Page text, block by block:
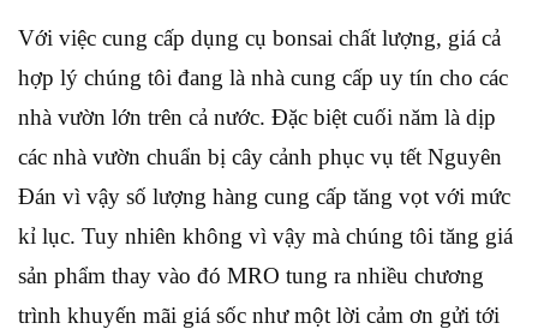
Với việc cung cấp dụng cụ bonsai chất lượng, giá cả
hợp lý chúng tôi đang là nhà cung cấp uy tín cho các
nhà vườn lớn trên cả nước. Đặc biệt cuối năm là dịp
các nhà vườn chuẩn bị cây cảnh phục vụ tết Nguyên
Đán vì vậy số lượng hàng cung cấp tăng vọt với mức
kỉ lục. Tuy nhiên không vì vậy mà chúng tôi tăng giá
sản phẩm thay vào đó MRO tung ra nhiều chương
trình khuyến mãi giá sốc như một lời cảm ơn gửi tới